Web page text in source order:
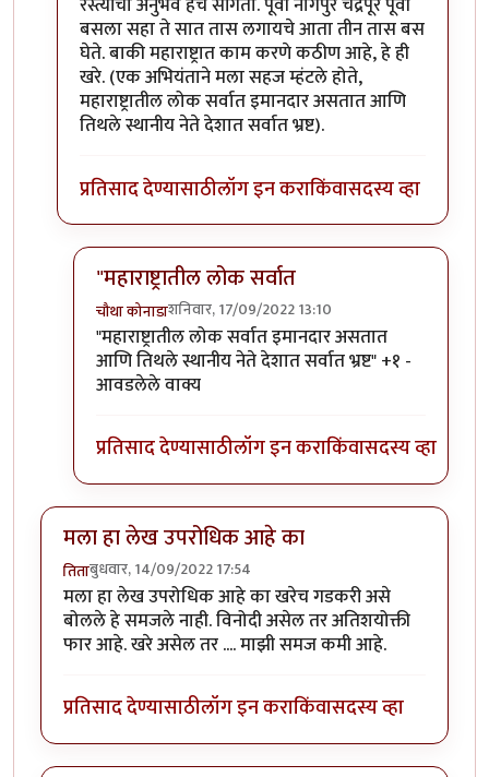
बसला सहा ते सात तास लगायचे आता तीन तास बस
घेते. बाकी महाराष्ट्रात काम करणे कठीण आहे, हे ही
खरे. (एक अभियंताने मला सहज म्हंटले होते,
महाराष्ट्रातील लोक सर्वात इमानदार असतात आणि
तिथले स्थानीय नेते देशात सर्वात भ्रष्ट).
प्रतिसाद देण्यासाठीलॉग इन कराकिंवासदस्य व्हा
"महाराष्ट्रातील लोक सर्वात
चौथा कोनाडाशनिवार, 17/09/2022 13:10
In reply toगेल्या आठ वर्षांतील बदलbyविवेकपटाईत
"महाराष्ट्रातील लोक सर्वात इमानदार असतात
आणि तिथले स्थानीय नेते देशात सर्वात भ्रष्ट" +१ -
आवडलेले वाक्य
प्रतिसाद देण्यासाठीलॉग इन कराकिंवासदस्य व्हा
मला हा लेख उपरोधिक आहे का
तिताबुधवार, 14/09/2022 17:54
मला हा लेख उपरोधिक आहे का खरेच गडकरी असे
बोलले हे समजले नाही. विनोदी असेल तर अतिशयोक्ती
फार आहे. खरे असेल तर .... माझी समज कमी आहे.
प्रतिसाद देण्यासाठीलॉग इन कराकिंवासदस्य व्हा